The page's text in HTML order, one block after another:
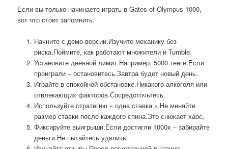
Если вы только начинаете играть в Gates of Olympus 1000,
вот что стоит запомнить.
Начните с демо-версии.Изучите механику без
риска.Поймите, как работают множители и Tumble.
Установите дневной лимит.Например, 5000 тенге.Если
проиграли – остановитесь.Завтра будет новый день.
Играйте в спокойной обстановке.Никакого алкоголя или
отвлекающих факторов.Сосредоточьтесь.
Используйте стратегию « одна ставка ».Не меняйте
размер ставки после каждого спина.Это снижает хаос.
Фиксируйте выигрыши.Если достигли 1000x – забирайте
деньги.Не пытайтесь удвоить.